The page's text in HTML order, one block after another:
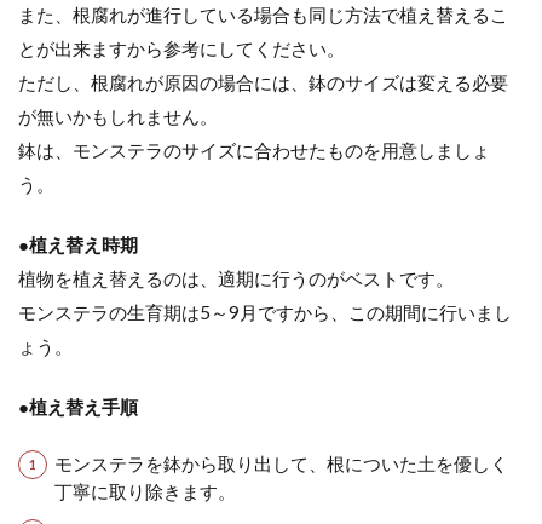
また、根腐れが進行している場合も同じ方法で植え替えるこ
とが出来ますから参考にしてください。
ただし、根腐れが原因の場合には、鉢のサイズは変える必要
が無いかもしれません。
鉢は、モンステラのサイズに合わせたものを用意しましょ
う。
●植え替え時期
植物を植え替えるのは、適期に行うのがベストです。
モンステラの生育期は5～9月ですから、この期間に行いまし
ょう。
●植え替え手順
モンステラを鉢から取り出して、根についた土を優しく
丁寧に取り除きます。